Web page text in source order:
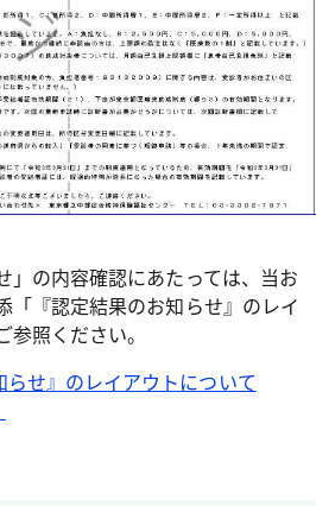
」の内容確認にあたっては、当お
「『認定結果のお知らせ』のレイ
照ください。
らせ』のレイアウトについて